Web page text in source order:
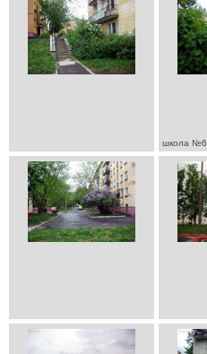
школа №6